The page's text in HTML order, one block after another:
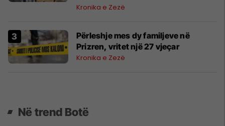
Kronika e Zezë
Përleshje mes dy familjeve në
Prizren, vritet një 27 vjeçar
Kronika e Zezë
Në trend Botë